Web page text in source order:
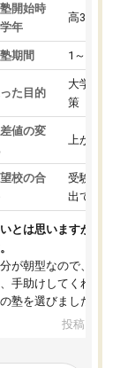
開始時
年
高3
期間 1～3ヵ月
た目的
大学入学
策
値の変
上がった
校の合
受験して
出ていな
とは思いますが、料
が朝型なので、自習
手助けしてくれる設
塾を選びました。
投稿日：